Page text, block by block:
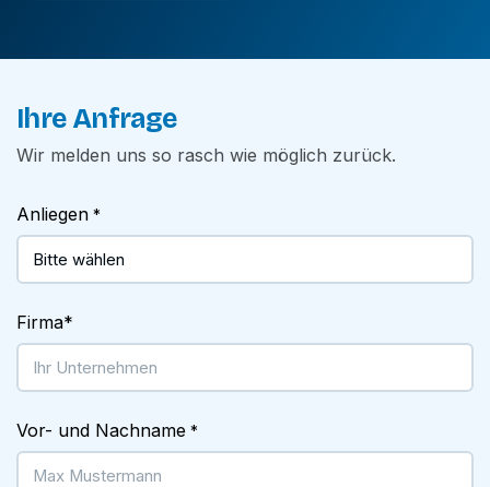
Ihre Anfrage
Wir melden uns so rasch wie möglich zurück.
Anliegen *
Firma*
Vor- und Nachname *